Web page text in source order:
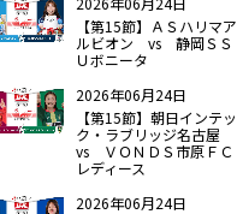
【第15節】ＡＳハリマア
ルビオン vs 静岡ＳＳ
Ｕボニータ
2026年06月24日
【第15節】朝日インテッ
ク・ラブリッジ名古屋
vs ＶＯＮＤＳ市原ＦＣ
レディース
2026年06月24日